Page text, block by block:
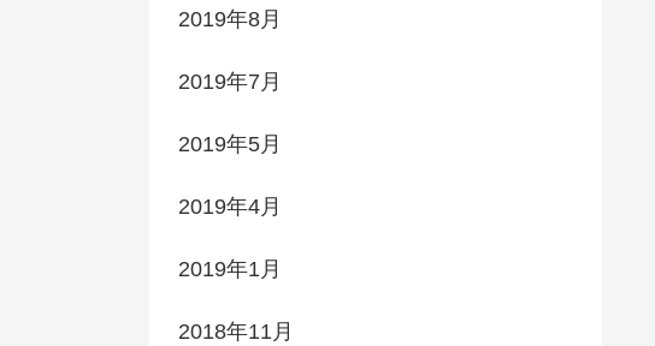
2019年8月
2019年7月
2019年5月
2019年4月
2019年1月
2018年11月